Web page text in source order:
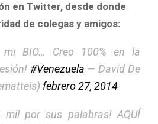
en Twitter, desde donde
de colegas y amigos:
BIO… Creo 100% en la
#Venezuela — David De
febrero 27, 2014
mil por sus palabras! AQUÍ